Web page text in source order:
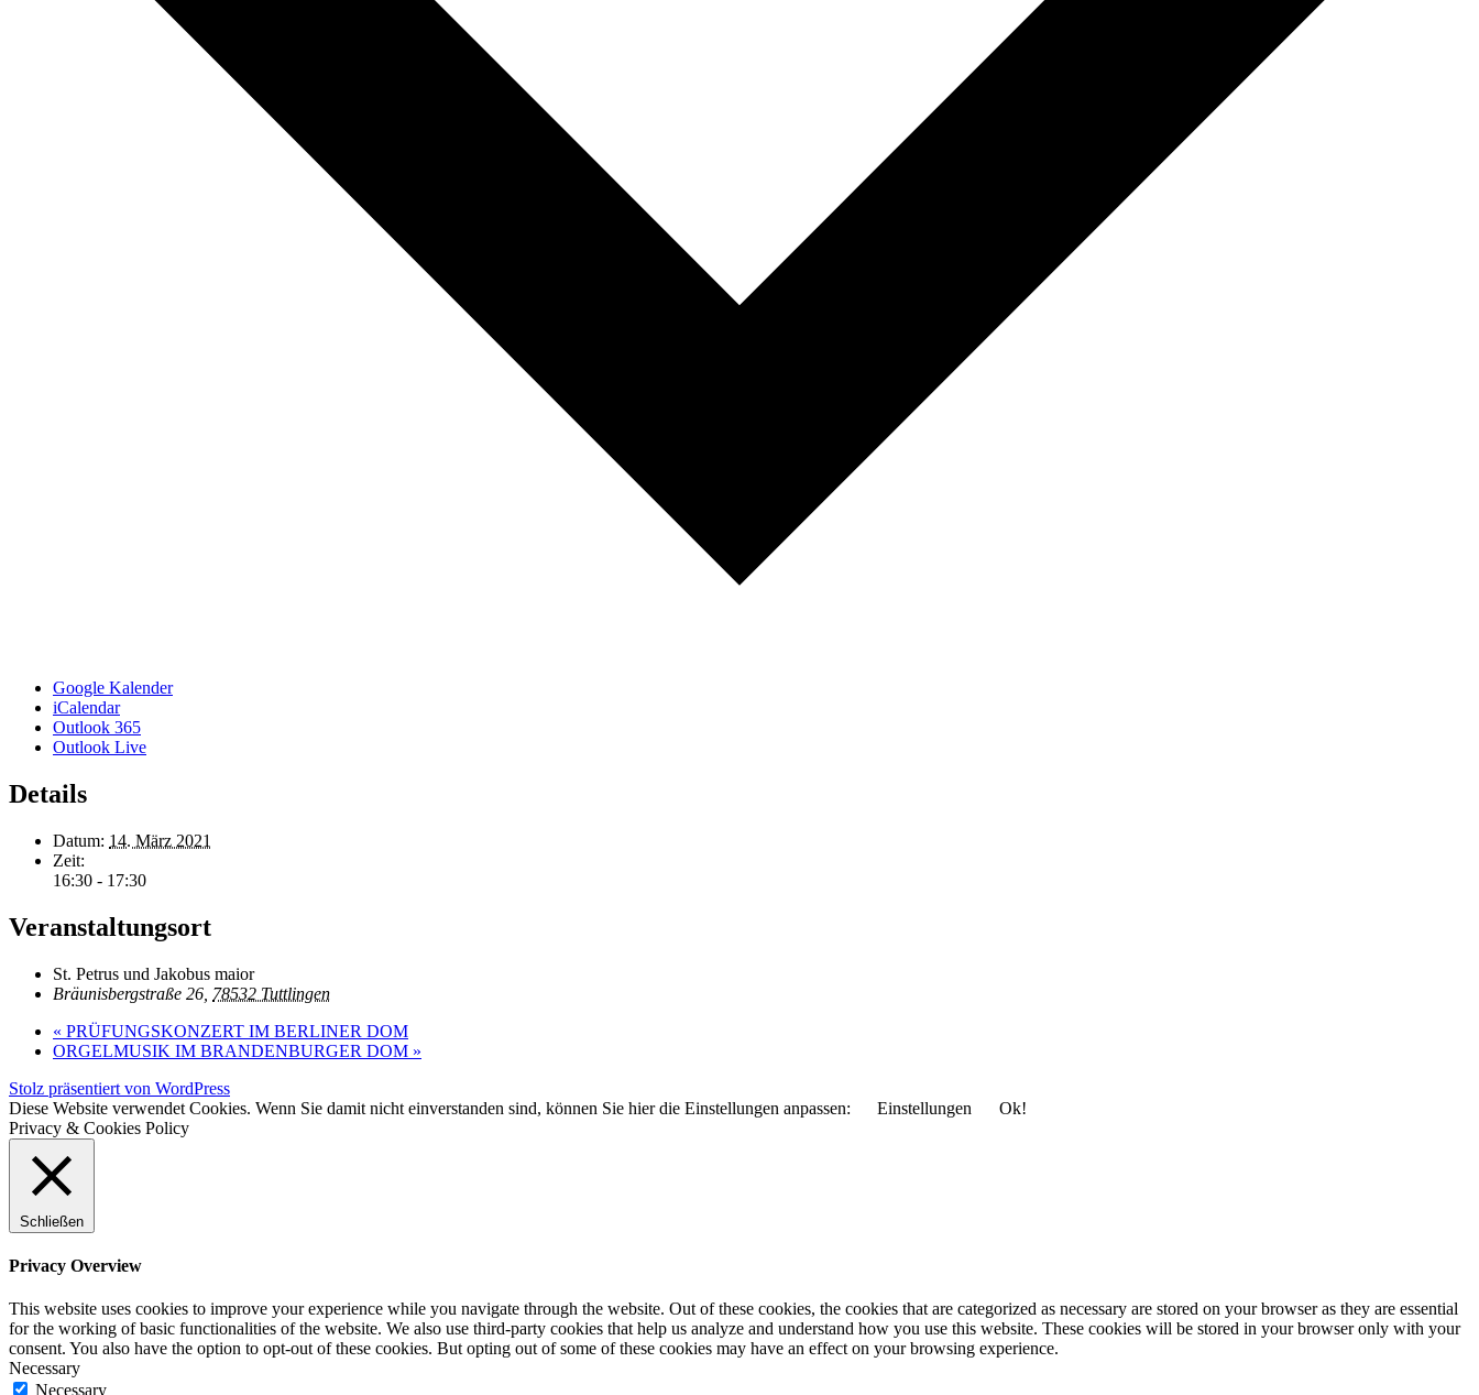
Google Kalender
iCalendar
Outlook 365
Outlook Live
Details
Datum: 14. März 2021
Zeit:
16:30 - 17:30
Veranstaltungsort
St. Petrus und Jakobus maior
Bräunisbergstraße 26, 78532 Tuttlingen
« PRÜFUNGSKONZERT IM BERLINER DOM
ORGELMUSIK IM BRANDENBURGER DOM »
Stolz präsentiert von WordPress
Diese Website verwendet Cookies. Wenn Sie damit nicht einverstanden sind, können Sie hier die Einstellungen anpassen:
Einstellungen
Ok!
Privacy & Cookies Policy
Schließen
Privacy Overview
This website uses cookies to improve your experience while you navigate through the website. Out of these cookies, the cookies that are categorized as necessary are stored on your browser as they are essential
for the working of basic functionalities of the website. We also use third-party cookies that help us analyze and understand how you use this website. These cookies will be stored in your browser only with your
consent. You also have the option to opt-out of these cookies. But opting out of some of these cookies may have an effect on your browsing experience.
Necessary
Necessary